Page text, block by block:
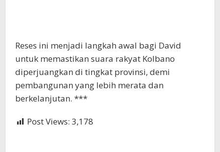
Reses ini menjadi langkah awal bagi David
untuk memastikan suara rakyat Kolbano
diperjuangkan di tingkat provinsi, demi
pembangunan yang lebih merata dan
berkelanjutan. ***
Post Views: 3,178